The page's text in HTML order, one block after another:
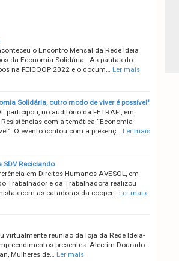
o Encontro Mensal da Rede Ideia
da Economia Solidária. As pautas do
na FEICOOP 2022 e o docum…
Ler mais
Solidária, outro modo de viver é possível"
participou, no auditório da FETRAFI, em
com a temática “Economia
O evento contou com a presenç…
Ler mais
Reciclando
em Direitos Humanos-AVESOL, em
Trabalhador e da Trabalhadora realizou
com as catadoras da cooper…
Ler mais
virtualmente reunião da loja da Rede Ideia-
presentes: Alecrim Dourado-
Mulheres de…
Ler mais